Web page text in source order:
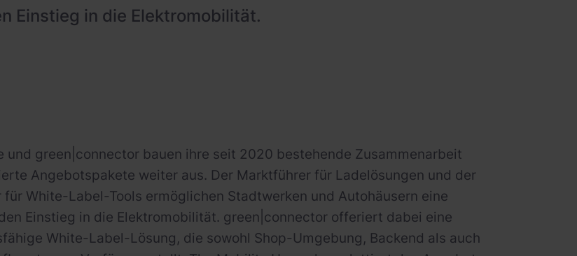
Einstieg in die Elektromobilität.
und green|connector bauen ihre seit 2020 bestehende Zusammenarbeit
Angebotspakete weiter aus. Der Marktführer für Ladelösungen und der
White-Label-Tools ermöglichen Stadtwerken und Autohäusern eine
Einstieg in die Elektromobilität. green|connector offeriert dabei eine
White-Label-Lösung, die sowohl Shop-Umgebung, Backend als auch